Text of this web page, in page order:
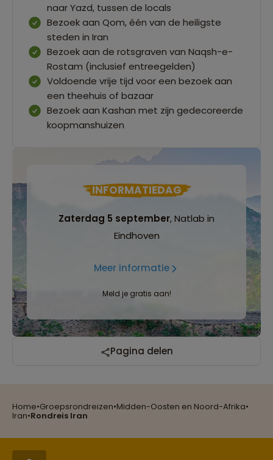
Home•Groepsrondreizen•Midden-Oosten en Noord-Afrika•
Iran•Rondreis Iran
naar Yazd, tussen de locals
Bezoek aan Qom, één van de heiligste
steden in Iran
Bezoek aan de rotsgraven van Naqsh-e-
Rostam (inclusief entreegelden)
Voldoende vrije tijd voor een bezoek aan
een theehuis of bazaar
Bezoek aan Kashan met zijn gedecoreerde
koopmanshuizen
INFORMATIEDAG
Zaterdag 5 september, Natlab in
Eindhoven
Meer informatie
Meld je gratis aan!
Pagina delen
Reizen met oog voor mens, cultuur en milieu
Groepsreizen mét indivuele vrijheid